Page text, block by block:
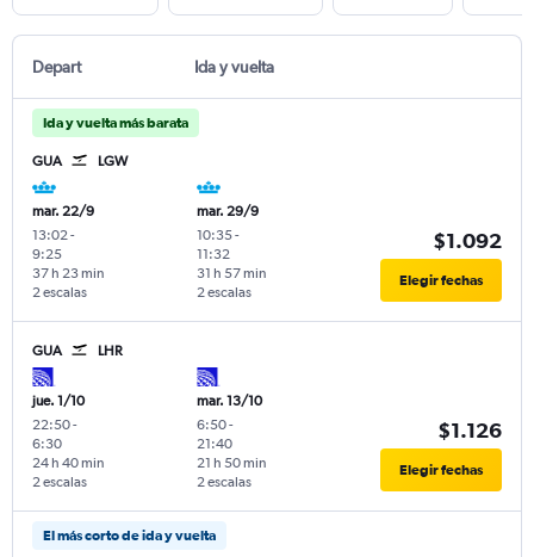
Depart Ida y vuelta
Ida y vuelta más barata
GUA LGW
mar. 22/9
13:02-
9:25
2 escalas
37 h 23 min
mar. 29/9
10:35-
11:32
2 escalas
31 h 57 min
$1.092
Elegir fechas
GUA LHR
jue. 1/10
22:50-
6:30
2 escalas
24 h 40 min
mar. 13/10
6:50-
21:40
2 escalas
21 h 50 min
$1.126
Elegir fechas
El más corto de ida y vuelta